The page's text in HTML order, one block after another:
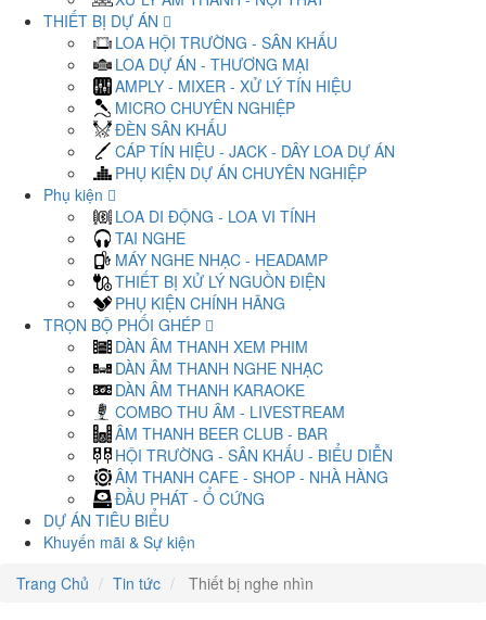
THIẾT BỊ DỰ ÁN
LOA HỘI TRƯỜNG - SÂN KHẤU
LOA DỰ ÁN - THƯƠNG MẠI
AMPLY - MIXER - XỬ LÝ TÍN HIỆU
MICRO CHUYÊN NGHIỆP
ĐÈN SÂN KHẤU
CÁP TÍN HIỆU - JACK - DÂY LOA DỰ ÁN
PHỤ KIỆN DỰ ÁN CHUYÊN NGHIỆP
Phụ kiện
LOA DI ĐỘNG - LOA VI TÍNH
TAI NGHE
MÁY NGHE NHẠC - HEADAMP
THIẾT BỊ XỬ LÝ NGUỒN ĐIỆN
PHỤ KIỆN CHÍNH HÃNG
TRỌN BỘ PHỐI GHÉP
DÀN ÂM THANH XEM PHIM
DÀN ÂM THANH NGHE NHẠC
DÀN ÂM THANH KARAOKE
COMBO THU ÂM - LIVESTREAM
ÂM THANH BEER CLUB - BAR
HỘI TRƯỜNG - SÂN KHẤU - BIỂU DIỄN
ÂM THANH CAFE - SHOP - NHÀ HÀNG
ĐẦU PHÁT - Ổ CỨNG
DỰ ÁN TIÊU BIỂU
Khuyến mãi & Sự kiện
Trang Chủ
Tin tức Thiết bị nghe nhìn